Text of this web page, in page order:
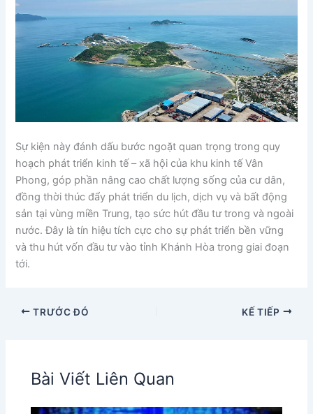
Sự kiện này đánh dấu bước ngoặt quan trọng trong quy
hoạch phát triển kinh tế – xã hội của khu kinh tế Vân
Phong, góp phần nâng cao chất lượng sống của cư dân,
đồng thời thúc đẩy phát triển du lịch, dịch vụ và bất động
sản tại vùng miền Trung, tạo sức hút đầu tư trong và ngoài
nước. Đây là tín hiệu tích cực cho sự phát triển bền vững
và thu hút vốn đầu tư vào tỉnh Khánh Hòa trong giai đoạn
tới.
TRƯỚC ĐÓ KẾ TIẾP
Bài Viết Liên Quan